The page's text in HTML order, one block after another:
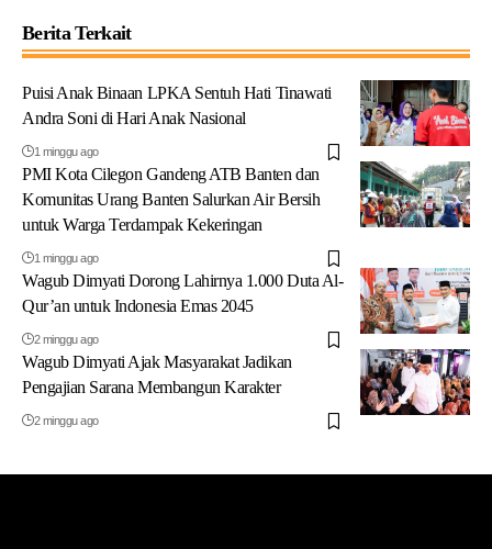
Berita Terkait
Puisi Anak Binaan LPKA Sentuh Hati Tinawati
Andra Soni di Hari Anak Nasional
1 minggu ago
PMI Kota Cilegon Gandeng ATB Banten dan
Komunitas Urang Banten Salurkan Air Bersih
untuk Warga Terdampak Kekeringan
1 minggu ago
Wagub Dimyati Dorong Lahirnya 1.000 Duta Al-
Qur’an untuk Indonesia Emas 2045
2 minggu ago
Wagub Dimyati Ajak Masyarakat Jadikan
Pengajian Sarana Membangun Karakter
2 minggu ago